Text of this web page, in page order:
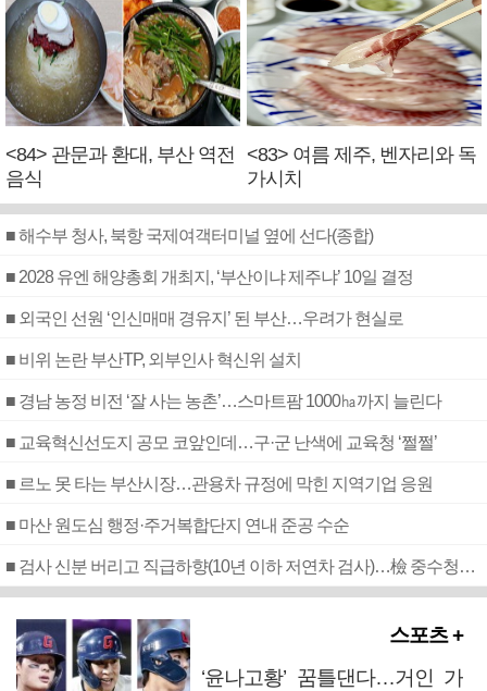
<84> 관문과 환대, 부산 역전
음식
<83> 여름 제주, 벤자리와 독
가시치
■ 해수부 청사, 북항 국제여객터미널 옆에 선다(종합)
■ 2028 유엔 해양총회 개최지, ‘부산이냐 제주냐’ 10일 결정
■ 외국인 선원 ‘인신매매 경유지’ 된 부산…우려가 현실로
■ 비위 논란 부산TP, 외부인사 혁신위 설치
■ 경남 농정 비전 ‘잘 사는 농촌’…스마트팜 1000㏊까지 늘린다
■ 교육혁신선도지 공모 코앞인데…구·군 난색에 교육청 ‘쩔쩔’
■ 르노 못 타는 부산시장…관용차 규정에 막힌 지역기업 응원
■ 마산 원도심 행정·주거복합단지 연내 준공 수순
■ 검사 신분 버리고 직급하향(10년 이하 저연차 검사)…檢 중수청행 기피
스포츠 +
‘윤나고황’ 꿈틀댄다…거인 가